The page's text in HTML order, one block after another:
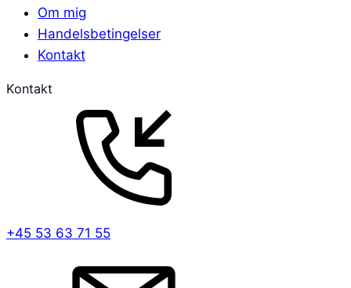
Om mig
Handelsbetingelser
Kontakt
Kontakt
+45 53 63 71 55